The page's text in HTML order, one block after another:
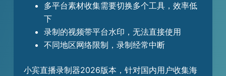
多平台素材收集需要切换多个工具，效率低
下
录制的视频带平台水印，无法直接使用
不同地区网络限制，录制经常中断
小宾直播录制器2026版本，针对国内用户收集海